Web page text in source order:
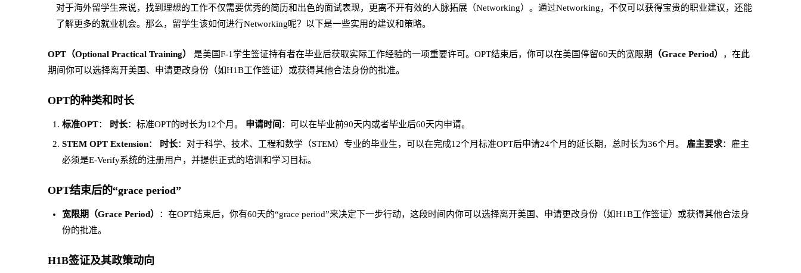
对于海外留学生来说，找到理想的工作不仅需要优秀的简历和出色的面试表现，更离不开有效的人脉拓展（Networking）。通过Networking，不仅可以获得宝贵的职业建议，还能
了解更多的就业机会。那么，留学生该如何进行Networking呢？以下是一些实用的建议和策略。
OPT（Optional Practical Training） 是美国F-1学生签证持有者在毕业后获取实际工作经验的一项重要许可。OPT结束后，你可以在美国停留60天的宽限期 （Grace Period）
，在此
期间你可以选择离开美国、申请更改身份（如H1B工作签证）或获得其他合法身份的批准。
OPT的种类和时长
标准OPT： 时长：标准OPT的时长为12个月。 申请时间 ：可以在毕业前90天内或者毕业后60天内申请。
STEM OPT Extension： 时长：对于科学、技术、工程和数学（STEM）专业的毕业生，可以在完成12个月标准OPT后申请24个月的延长期，总时长为36个月。 雇主要求：雇主
必须是E-Verify系统的注册用户，并提供正式的培训和学习目标。
OPT结束后的“grace period”
宽限期（Grace Period）
：在OPT结束后，你有60天的“grace period”来决定下一步行动，这段时间内你可以选择离开美国、申请更改身份（如H1B工作签证）或获得其他合法身
份的批准。
H1B签证及其政策动向